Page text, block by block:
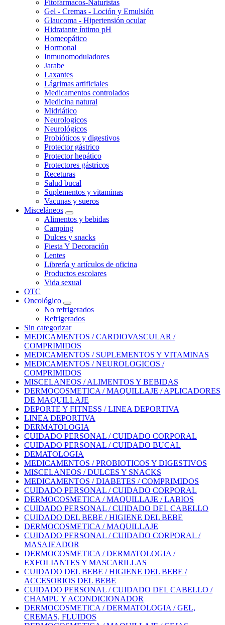
Fitofármacos-Naturistas
Gel - Cremas - Loción y Emulsión
Glaucoma - Hipertensión ocular
Hidratante íntimo pH
Homeopático
Hormonal
Inmunomoduladores
Jarabe
Laxantes
Lágrimas artificiales
Medicamentos controlados
Medicina natural
Midriático
Neurologicos
Neurológicos
Probióticos y digestivos
Protector gástrico
Protector hepático
Protectores gástricos
Receturas
Salud bucal
Suplementos y vitaminas
Vacunas y sueros
Misceláneos
Alimentos y bebidas
Camping
Dulces y snacks
Fiesta Y Decoración
Lentes
Librería y artículos de oficina
Productos escolares
Vida sexual
OTC
Oncológico
No refrigerados
Refrigerados
Sin categorizar
MEDICAMENTOS / CARDIOVASCULAR /
COMPRIMIDOS
MEDICAMENTOS / SUPLEMENTOS Y VITAMINAS
MEDICAMENTOS / NEUROLOGICOS /
COMPRIMIDOS
MISCELANEOS / ALIMENTOS Y BEBIDAS
DERMOCOSMETICA / MAQUILLAJE / APLICADORES
DE MAQUILLAJE
DEPORTE Y FITNESS / LINEA DEPORTIVA
LINEA DEPORTIVA
DERMATOLOGIA
CUIDADO PERSONAL / CUIDADO CORPORAL
CUIDADO PERSONAL / CUIDADO BUCAL
DEMATOLOGIA
MEDICAMENTOS / PROBIOTICOS Y DIGESTIVOS
MISCELANEOS / DULCES Y SNACKS
MEDICAMENTOS / DIABETES / COMPRIMIDOS
CUIDADO PERSONAL / CUIDADO CORPORAL
DERMOCOSMETICA / MAQUILLAJE / LABIOS
CUIDADO PERSONAL / CUIDADO DEL CABELLO
CUIDADO DEL BEBE / HIGIENE DEL BEBE
DERMOCOSMETICA / MAQUILLAJE
CUIDADO PERSONAL / CUIDADO CORPORAL /
MASAJEADOR
DERMOCOSMETICA / DERMATOLOGIA /
EXFOLIANTES Y MASCARILLAS
CUIDADO DEL BEBE / HIGIENE DEL BEBE /
ACCESORIOS DEL BEBE
CUIDADO PERSONAL / CUIDADO DEL CABELLO /
CHAMPU Y ACONDICIONADOR
DERMOCOSMETICA / DERMATOLOGIA / GEL,
CREMAS, FLUIDOS